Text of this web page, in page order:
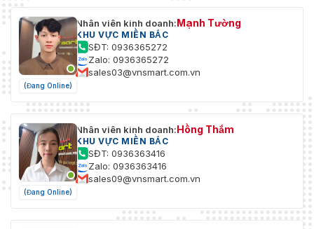
(Đang Online)
Nhân viên kinh doanh:Mạnh Tường
KHU VỰC MIỀN BẮC
SĐT: 0936365272
Zalo: 0936365272
sales03@vnsmart.com.vn
(Đang Online)
Nhân viên kinh doanh:Hồng Thắm
KHU VỰC MIỀN BẮC
SĐT: 0936363416
Zalo: 0936363416
sales09@vnsmart.com.vn